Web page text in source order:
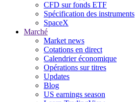
CFD sur fonds ETF
Spécification des instruments
SpaceX
Marché
Market news
Cotations en direct
Calendrier économique
Opérations sur titres
Updates
Blog
US earnings season